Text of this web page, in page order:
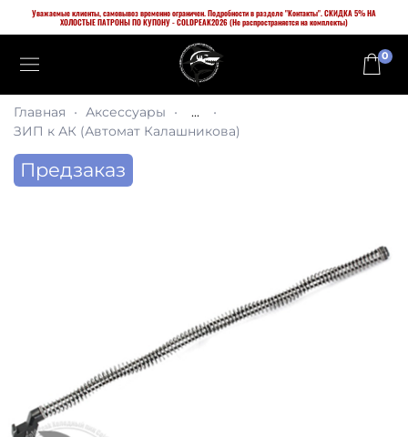
Уважаемые клиенты, самовывоз временно ограничен. Подробности в разделе "Контакты". СКИДКА 5% НА
ХОЛОСТЫЕ ПАТРОНЫ ПО КУПОНУ - COLDPEAK2026 (Не распространяется на комплекты)
0
Главная Аксессуары
...
ЗИП к АК (Автомат Калашникова)
Предзаказ